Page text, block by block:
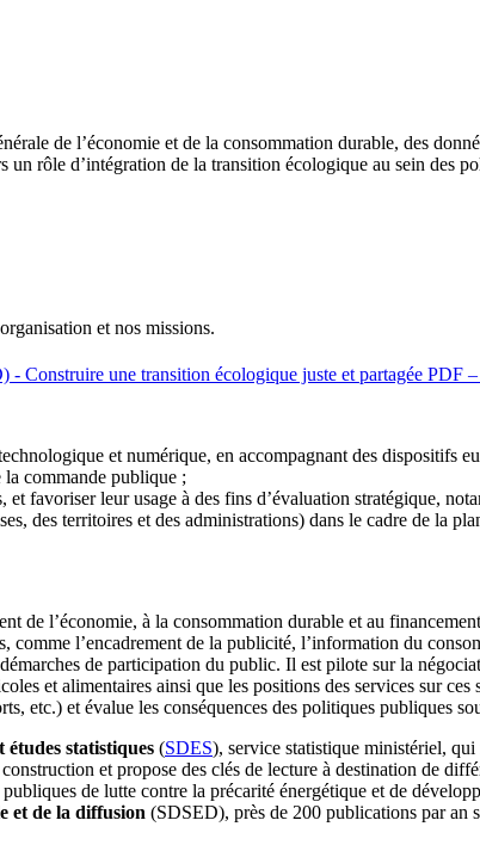
de l’économie et de la consommation durable, des
rôle d’intégration de la transition écologique au sein des
et nos missions.
Construire une transition écologique juste et partagée PDF
et numérique, en accompagnant des dispositifs
commande publique ;
favoriser leur usage à des fins d’évaluation stratégique,
des territoires et des administrations) dans le cadre de la
de l’économie, à la consommation durable et au
l’encadrement de la publicité, l’information du
de participation du public. Il est pilote sur la
et alimentaires ainsi que les positions des services sur
etc.) et évalue les conséquences des politiques publiques
études statistiques (SDES), service statistique ministériel,
et propose des clés de lecture à destination de
de lutte contre la précarité énergétique et de
et de la diffusion (SDSED), près de 200 publications par an